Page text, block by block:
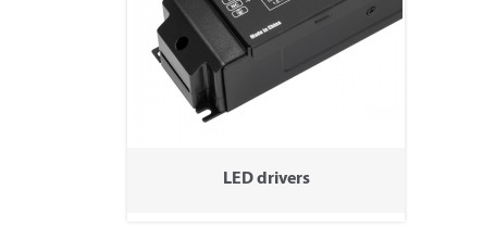
LED drivers